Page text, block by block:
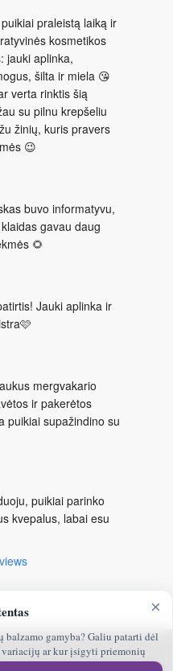
praleistą laiką ir
kosmetikos
jauki aplinka,
šilta ir miela 😘
verta rinktis šią
su pilnu krepšeliu
žinių, kuris pravers
😉
buvo informatyvu,
gavau daug
🌻
Jauki aplinka ir
mergvakario
ir pakerėtos
puikiai supažindino su
puikiai parinko
kvepalus, labai esu
×
gamyba? Galiu patarti dėl
ar kur įsigyti priemonių